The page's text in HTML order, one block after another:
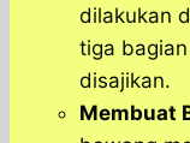
dilakukan
tiga
disajikan.
Membuat